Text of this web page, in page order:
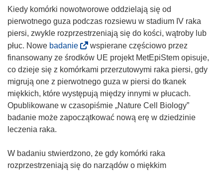
Kiedy komórki nowotworowe oddzielają się od
pierwotnego guza podczas rozsiewu w stadium IV raka
piersi, zwykle rozprzestrzeniają się do kości, wątroby lub
płuc. Nowe badanie(
o
d
n
o
ś
n
o
t
wspierane częściowo przez
finansowany ze środków UE projekt MetEpiStem opisuje,
co dzieje się z komórkami przerzutowymi raka piersi, gdy
migrują one z pierwotnego guza w piersi do tkanek
miękkich, które występują między innymi w płucach.
Opublikowane w czasopiśmie „Nature Cell Biology”
badanie może zapoczątkować nową erę w dziedzinie
leczenia raka.
W badaniu stwierdzono, że gdy komórki raka
rozprzestrzeniają się do narządów o miękkim